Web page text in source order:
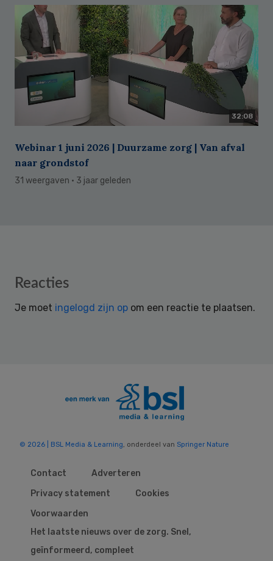
32:08
Webinar 1 juni 2026 | Duurzame zorg | Van afval
naar grondstof
31 weergaven · 3 jaar geleden
Reader
Reacties
Je moet ingelogd zijn op om een reactie te plaatsen.
© 2026 | BSL Media & Learning, onderdeel van Springer Nature
Contact
Adverteren
Privacy statement
Cookies
Voorwaarden
Het laatste nieuws over de zorg. Snel,
geïnformeerd, compleet